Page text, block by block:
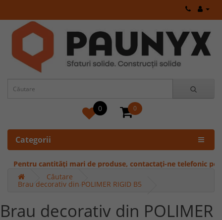
0 0
Categorii
Pentru cantități mari de produse, contactați-ne telefonic
Căutare
Brau decorativ din POLIMER RIGID B5
Brau decorativ din POLIMER